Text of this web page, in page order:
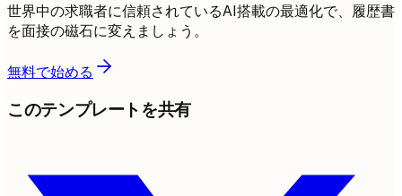
世界中の求職者に信頼されているAI搭載の最適化で、履歴書
を面接の磁石に変えましょう。
無料で始める
このテンプレートを共有